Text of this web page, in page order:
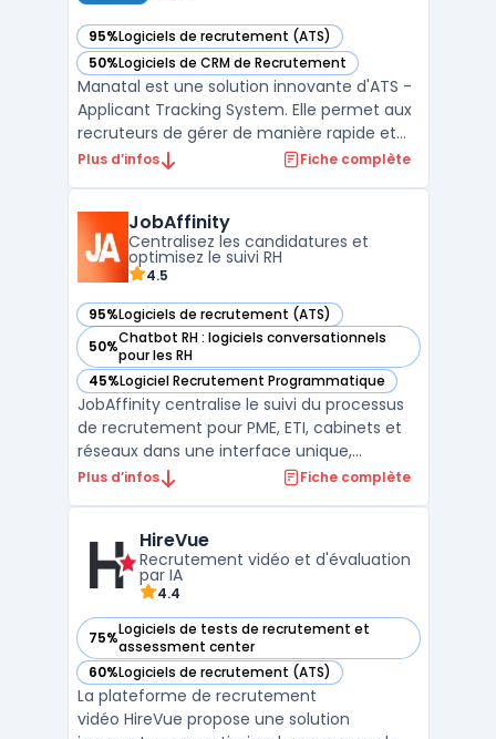
95%Logiciels de recrutement (ATS)
— voir Manatal dans cette catégorie
50%Logiciels de CRM de Recrutement
— voir Manatal dans cette catégorie
Manatal est une solution innovante d'ATS -
Applicant Tracking System. Elle permet aux
recruteurs de gérer de manière rapide et
efficace tout le processus de recrutement
candidats est simplifiée grâce à une
intelligenc ...
Plus d’infos Fiche complète
JobAffinity
Centralisez les candidatures et
optimisez le suivi RH
4.5
95%Logiciels de recrutement (ATS)
— voir JobAffinity dans cette catégorie
50%Chatbot RH : logiciels conversationnels
pour les RH
— voir JobAffinity dans cette catégorie
45%Logiciel Recrutement Programmatique
— voir JobAffinity dans cette catégorie
JobAffinity centralise le suivi du processus
de recrutement pour PME, ETI, cabinets et
réseaux dans une interface unique,
conforme RGPD et hébergée en France. Le
jobboards jusqu’à la collaboration
managériale, tout en ...
Plus d’infos Fiche complète
HireVue
Recrutement vidéo et d'évaluation
par IA
4.4
75%Logiciels de tests de recrutement et
assessment center
— voir HireVue dans cette catégorie
60%Logiciels de recrutement (ATS)
— voir HireVue dans cette catégorie
La plateforme de recrutement
vidéo HireVue propose une solution